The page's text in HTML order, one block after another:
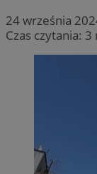
24 września
Czas czytania: 3